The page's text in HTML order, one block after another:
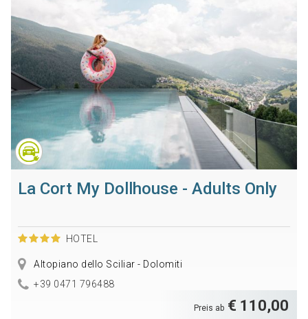
La Cort My Dollhouse - Adults Only
HOTEL
Altopiano dello Sciliar - Dolomiti
+39 0471 796488
Preis ab € 110,00